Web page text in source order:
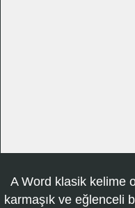
A Word klasik kelime
karmaşık ve eğlenceli